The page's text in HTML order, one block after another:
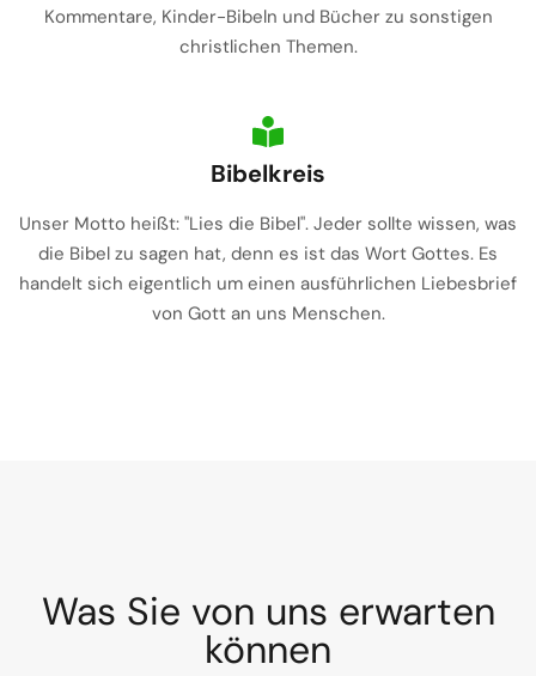
Kommentare, Kinder-Bibeln und Bücher zu sonstigen
christlichen Themen.
Bibelkreis
Unser Motto heißt: "Lies die Bibel". Jeder sollte wissen, was
die Bibel zu sagen hat, denn es ist das Wort Gottes. Es
handelt sich eigentlich um einen ausführlichen Liebesbrief
von Gott an uns Menschen.
Was Sie von uns erwarten
können